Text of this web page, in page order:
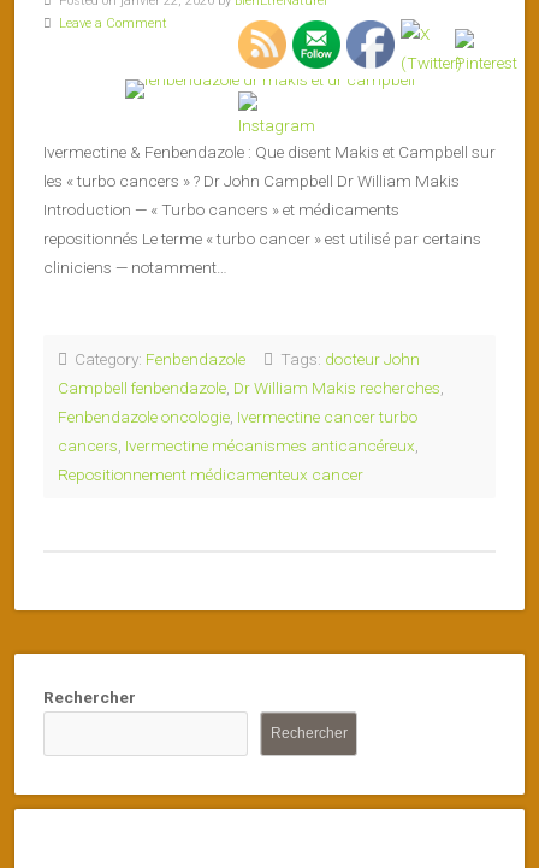
Leave a Comment
Ivermectine & Fenbendazole : Que disent Makis et Campbell sur
les « turbo cancers » ? Dr John Campbell Dr William Makis
Introduction — « Turbo cancers » et médicaments
repositionnés Le terme « turbo cancer » est utilisé par certains
cliniciens — notamment…
Category: Fenbendazole Tags: docteur John
Campbell fenbendazole Dr William Makis recherches
Fenbendazole oncologie Ivermectine cancer turbo
cancers Ivermectine mécanismes anticancéreux
Repositionnement médicamenteux cancer
Rechercher
Rechercher